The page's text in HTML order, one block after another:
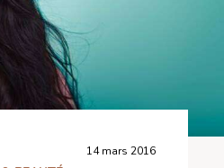
14 mars 2016